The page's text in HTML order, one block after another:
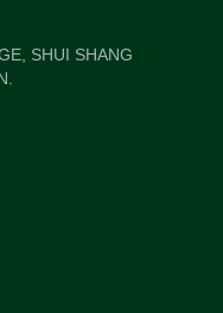
SHUI SHANG